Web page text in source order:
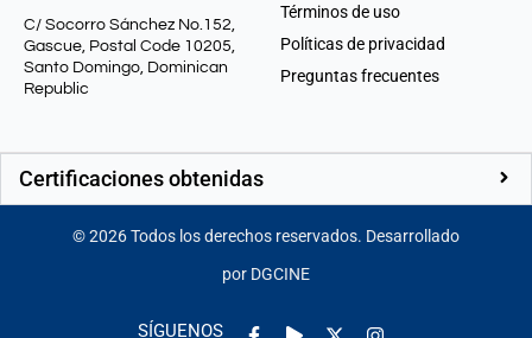
C/ Socorro Sánchez No.152,
Gascue, Postal Code 10205,
Santo Domingo, Dominican
Republic
Términos de uso
Políticas de privacidad
Preguntas frecuentes
Certificaciones obtenidas
©2026Todos los derechos reservados. Desarrollado
por DGCINE
SÍGUENOS
Facebook-
Play Instagram